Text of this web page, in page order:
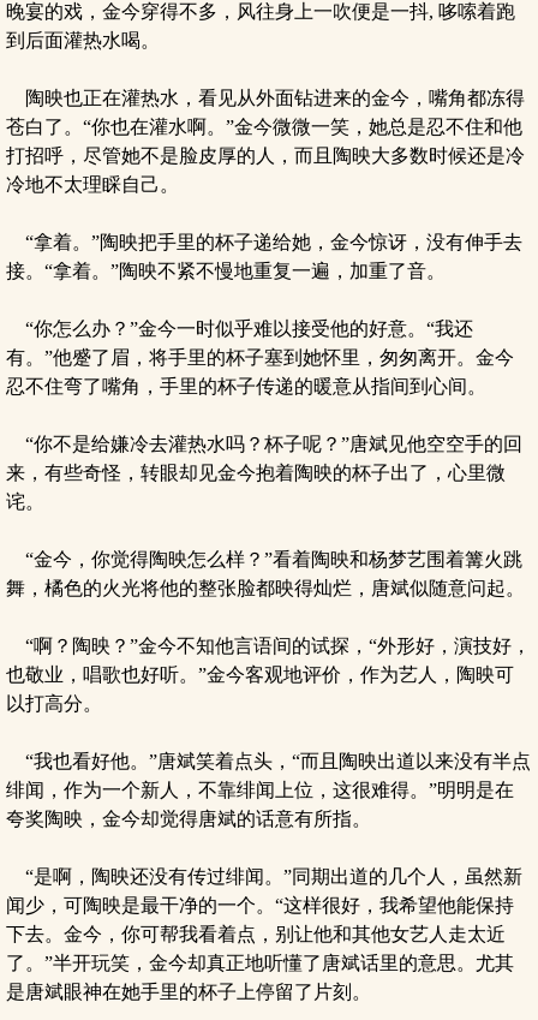
晚宴的戏，金今穿得不多，风往身上一吹便是一抖, 哆嗦着跑
到后面灌热水喝。
陶映也正在灌热水，看见从外面钻进来的金今，嘴角都冻得
苍白了。“你也在灌水啊。”金今微微一笑，她总是忍不住和他
打招呼，尽管她不是脸皮厚的人，而且陶映大多数时候还是冷
冷地不太理睬自己。
“拿着。”陶映把手里的杯子递给她，金今惊讶，没有伸手去
接。“拿着。”陶映不紧不慢地重复一遍，加重了音。
“你怎么办？”金今一时似乎难以接受他的好意。“我还
有。”他蹙了眉，将手里的杯子塞到她怀里，匆匆离开。金今
忍不住弯了嘴角，手里的杯子传递的暖意从指间到心间。
“你不是给嫌冷去灌热水吗？杯子呢？”唐斌见他空空手的回
来，有些奇怪，转眼却见金今抱着陶映的杯子出了，心里微
诧。
“金今，你觉得陶映怎么样？”看着陶映和杨梦艺围着篝火跳
舞，橘色的火光将他的整张脸都映得灿烂，唐斌似随意问起。
“啊？陶映？”金今不知他言语间的试探，“外形好，演技好，
也敬业，唱歌也好听。”金今客观地评价，作为艺人，陶映可
以打高分。
“我也看好他。”唐斌笑着点头，“而且陶映出道以来没有半点
绯闻，作为一个新人，不靠绯闻上位，这很难得。”明明是在
夸奖陶映，金今却觉得唐斌的话意有所指。
“是啊，陶映还没有传过绯闻。”同期出道的几个人，虽然新
闻少，可陶映是最干净的一个。“这样很好，我希望他能保持
下去。金今，你可帮我看着点，别让他和其他女艺人走太近
了。”半开玩笑，金今却真正地听懂了唐斌话里的意思。尤其
是唐斌眼神在她手里的杯子上停留了片刻。